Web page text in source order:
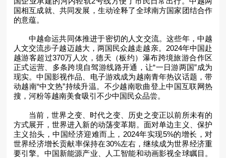
国相互成就、共同发展，生动诠释了全球南方国家团结合作
的意蕴。
中越命运共同体推进于密切的人文交流。这些年，中越
人文交流步子越迈越大，两国民众越走越亲。2024年中国赴
越游客超过370万人次，德天（板约）瀑布跨境旅游合作区
正式运营、多条跨境自驾游线路开通，让“一日游两国”成为
现实。中国影视作品、电子游戏成为越南青年热议话题，带
动越南“中文热”持续升温。不少越南歌曲登上中国互联网热
搜，河粉等越南美食吸引不少中国民众品尝。
当前，世界之变、时代之变、历史之变正以前所未有的
方式展开，世界进入新的动荡变革期。面对单边主义、保护
主义抬头，中国经济迎难而上，2024年实现5%的增长，对
世界经济增长贡献率保持在30%左右，继续成为世界经济重
要引擎。中国新能源产业、人工智能和动画影视全球瞩目。